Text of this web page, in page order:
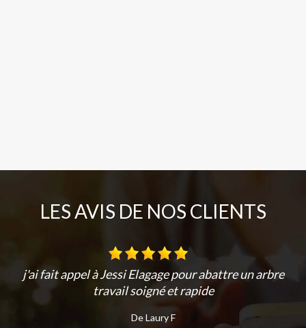
LES AVIS DE NOS CLIENTS
j'ai fait appel à Jessi Elagage pour abattre un arbre
travail soigné et rapide
De Laury F